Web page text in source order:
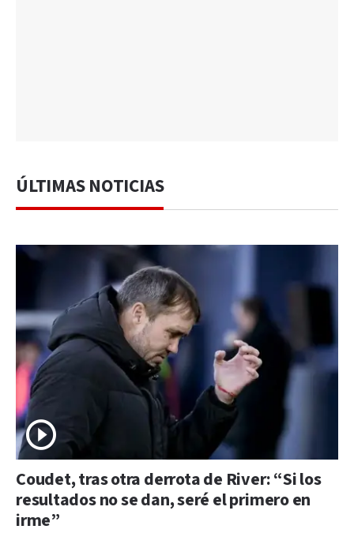
ÚLTIMAS NOTICIAS
Coudet, tras otra derrota de River: “Si los
resultados no se dan, seré el primero en
irme”